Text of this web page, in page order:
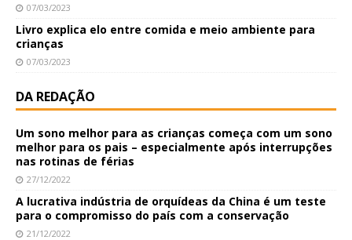
07/03/2023
Livro explica elo entre comida e meio ambiente para
crianças
07/03/2023
DA REDAÇÃO
Um sono melhor para as crianças começa com um sono
melhor para os pais – especialmente após interrupções
nas rotinas de férias
27/12/2022
A lucrativa indústria de orquídeas da China é um teste
para o compromisso do país com a conservação
21/12/2022